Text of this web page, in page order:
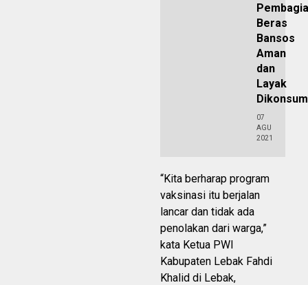
Beras
Bansos
Aman
dan
Layak
07
AGU
2021
“Kita berharap program
vaksinasi itu berjalan
lancar dan tidak ada
penolakan dari warga,”
kata Ketua PWI
Kabupaten Lebak Fahdi
Khalid di Lebak,